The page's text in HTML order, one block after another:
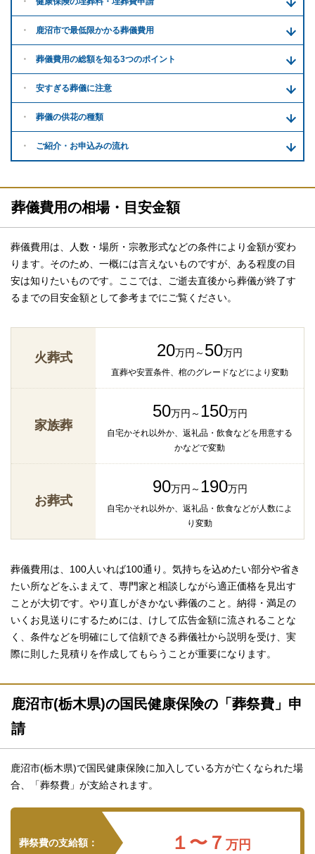
鹿沼市で最低限かかる葬儀費用
葬儀費用の総額を知る3つのポイント
安すぎる葬儀に注意
葬儀の供花の種類
ご紹介・ お申込みの流れ
葬儀費用の相場・目安金額
葬儀費用は、人数・場所・宗教形式などの条件により金額が変わ
ります。そのため、一概には言えないものですが、ある程度の目
安は知りたいものです。ここでは、ご逝去直後から葬儀が終了す
るまでの目安金額として参考までにご覧ください。
火葬式 20万円～ 50万円
直葬や安置条件、棺のグレードなどにより変動
家族葬
50万円～ 150万円
自宅かそれ以外か、返礼品・飲食などを用意する
かなどで変動
お葬式
90万円～ 190万円
自宅かそれ以外か、返礼品・飲食などが人数によ
り変動
葬儀費用は、100人いれば100通り。気持ちを込めたい部分や省き
たい所などをふまえて、専門家と相談しながら適正価格を見出す
ことが大切です。やり直しがきかない葬儀のこと。納得・満足の
いくお見送りにするためには、けして広告金額に流されることな
く、条件などを明確にして信頼できる葬儀社から説明を受け、実
際に則した見積りを作成してもらうことが重要になります。
鹿沼市(栃木県)の国民健康保険の「葬祭費」申
請
鹿沼市(栃木県)で国民健康保険に加入している方が亡くなられた場
合、「葬祭費」が支給されます。
葬祭費の支給額： １〜７万円